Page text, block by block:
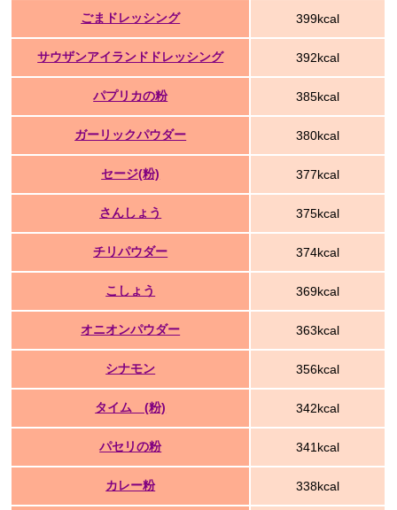
ごまドレッシング 399kcal
サウザンアイランドドレッシング 392kcal
パプリカの粉 385kcal
ガーリックパウダー 380kcal
セージ(粉) 377kcal
さんしょう 375kcal
チリパウダー 374kcal
こしょう 369kcal
オニオンパウダー 363kcal
シナモン 356kcal
タイム (粉) 342kcal
パセリの粉 341kcal
カレー粉 338kcal